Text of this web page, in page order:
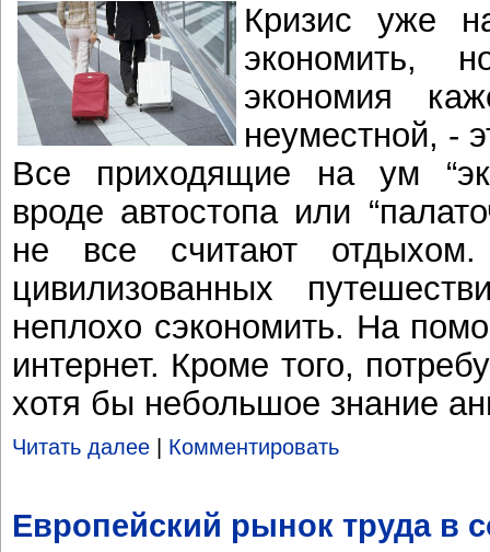
Кризис уже
экономить,
экономия
неуместной, -
Все приходящие на ум
вроде автостопа или
не все считают
цивилизованных
неплохо сэкономить. На
интернет. Кроме того,
хотя бы небольшое знание
Читать далее Комментировать
Европейский рынок труда в